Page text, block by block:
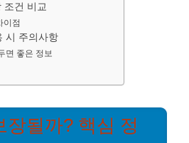
조건 비교
이점
시 주의사항
면 좋은 정보
장될까? 핵심 정